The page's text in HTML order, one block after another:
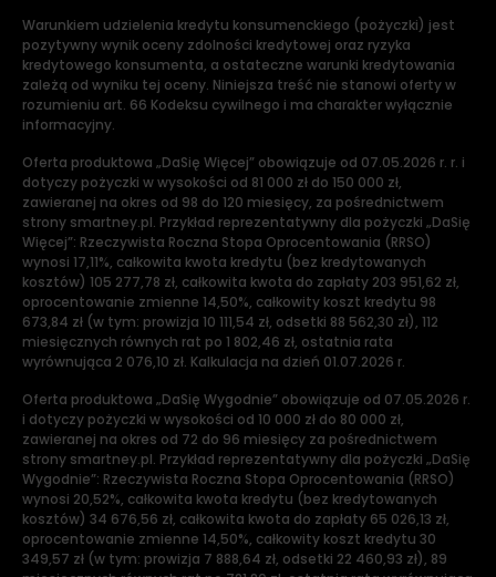
Warunkiem udzielenia kredytu konsumenckiego (pożyczki) jest
pozytywny wynik oceny zdolności kredytowej oraz ryzyka
kredytowego konsumenta, a ostateczne warunki kredytowania
zależą od wyniku tej oceny. Niniejsza treść nie stanowi oferty w
rozumieniu art. 66 Kodeksu cywilnego i ma charakter wyłącznie
informacyjny.
Oferta produktowa „DaSię Więcej” obowiązuje od 07.05.2026 r. r. i
dotyczy pożyczki w wysokości od 81 000 zł do 150 000 zł,
zawieranej na okres od 98 do 120 miesięcy, za pośrednictwem
strony smartney.pl. Przykład reprezentatywny dla pożyczki „DaSię
Więcej”: Rzeczywista Roczna Stopa Oprocentowania (RRSO)
wynosi 17,11%, całkowita kwota kredytu (bez kredytowanych
kosztów) 105 277,78 zł, całkowita kwota do zapłaty 203 951,62 zł,
oprocentowanie zmienne 14,50%, całkowity koszt kredytu 98
673,84 zł (w tym: prowizja 10 111,54 zł, odsetki 88 562,30 zł), 112
miesięcznych równych rat po 1 802,46 zł, ostatnia rata
wyrównująca 2 076,10 zł. Kalkulacja na dzień 01.07.2026 r.
Oferta produktowa „DaSię Wygodnie” obowiązuje od 07.05.2026 r.
i dotyczy pożyczki w wysokości od 10 000 zł do 80 000 zł,
zawieranej na okres od 72 do 96 miesięcy za pośrednictwem
strony smartney.pl. Przykład reprezentatywny dla pożyczki „DaSię
Wygodnie”: Rzeczywista Roczna Stopa Oprocentowania (RRSO)
wynosi 20,52%, całkowita kwota kredytu (bez kredytowanych
kosztów) 34 676,56 zł, całkowita kwota do zapłaty 65 026,13 zł,
oprocentowanie zmienne 14,50%, całkowity koszt kredytu 30
349,57 zł (w tym: prowizja 7 888,64 zł, odsetki 22 460,93 zł), 89